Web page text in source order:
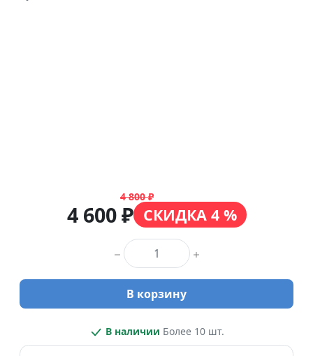
4 800 ₽
4 600 ₽ СКИДКА 4 %
Количество товара
В корзину
В наличии Более 10 шт.